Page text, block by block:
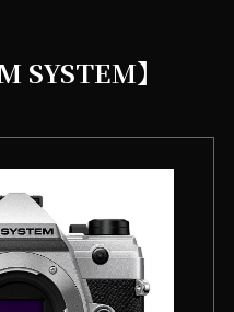
SYSTEM】